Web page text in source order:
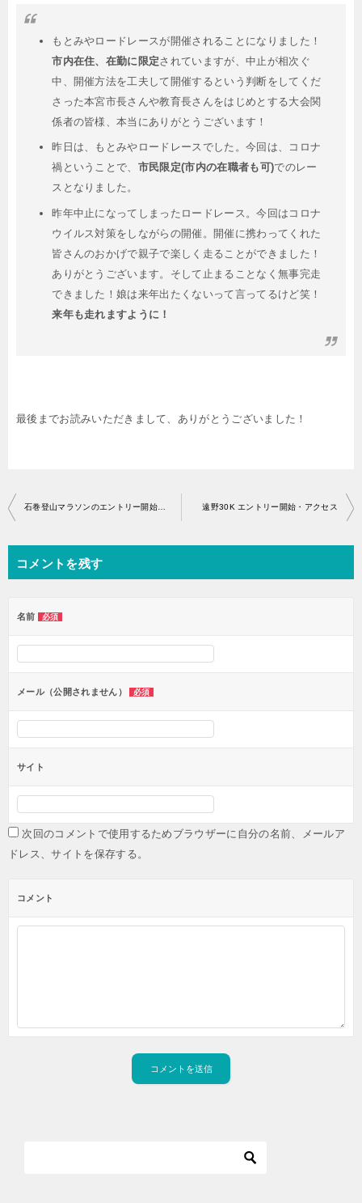
もとみやロードレースが開催されることになりました！
市内在住、在勤に限定されていますが、中止が相次ぐ
中、開催方法を工夫して開催するという判断をしてくだ
さった本宮市長さんや教育長さんをはじめとする大会関
係者の皆様、本当にありがとうございます！
昨日は、もとみやロードレースでした。今回は、コロナ
禍ということで、 市民限定(市内の在職者も可)でのレー
スとなりました。
昨年中止になってしまったロードレース。今回はコロナ
ウイルス対策をしながらの開催。開催に携わってくれた
皆さんのおかげで親子で楽しく走ることができました！
ありがとうございます。そして止まることなく無事完走
できました！娘は来年出たくないって言ってるけど笑！
来年も走れますように！
最後までお読みいただきまして、ありがとうございました！
投
稿
ナ
ビ
シ
ョ
ン
遠野30K エントリー開始・アクセス
コメントを残す
名前 必須
メール（公開されません） 必須
サイト
次回のコメントで使用するためブラウザーに自分の名前、メールア
ドレス、サイトを保存する。
コメント